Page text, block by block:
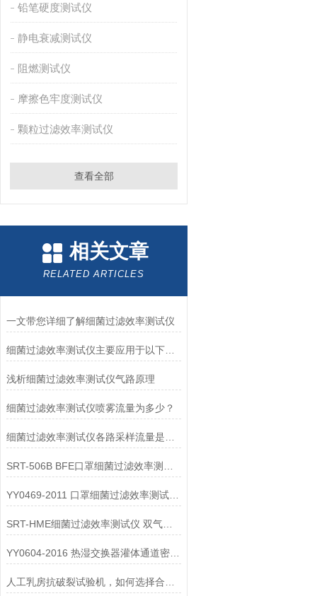
铅笔硬度测试仪
静电衰减测试仪
阻燃测试仪
摩擦色牢度测试仪
颗粒过滤效率测试仪
查看全部
相关文章
RELATED ARTICLES
一文带您详细了解细菌过滤效率测试仪
细菌过滤效率测试仪主要应用于以下领域
浅析细菌过滤效率测试仪气路原理
细菌过滤效率测试仪喷雾流量为多少？
YY0469-2011 口罩细菌过滤效率测试仪 熔喷滤料细菌过滤效率
SRT-HME细菌过滤效率测试仪 双气路同时对比采样方法
YY0604-2016 热湿交换器灌体通道密合性测试仪 内容简介